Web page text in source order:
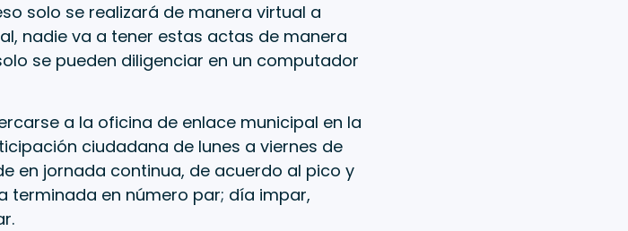
solo se realizará de manera virtual a
nadie va a tener estas actas de manera
se pueden diligenciar en un computador
a la oficina de enlace municipal en la
ciudadana de lunes a viernes de
en jornada continua, de acuerdo al pico y
terminada en número par; día impar,